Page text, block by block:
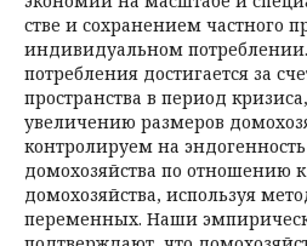
стве и сохранением частного
индивидуальном
потребления достигается за
пространства в период
увеличению размеров
контролируем на
домохозяйства по отношению к
домохозяйства, используя
переменных. Наши